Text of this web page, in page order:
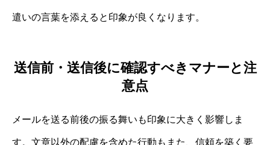
遣いの言葉を添えると印象が良くなります。
送信前・送信後に確認すべきマナーと注
意点
メールを送る前後の振る舞いも印象に大きく影響しま
す。文章以外の配慮を含めた行動もまた、信頼を築く要